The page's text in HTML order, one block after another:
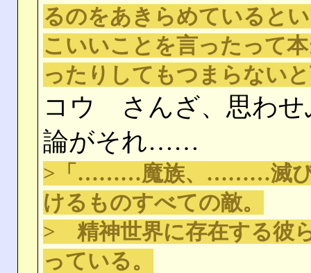
るのをあきらめている
こいいことを言ったって
ったりしてもつまらない
コウ さんざ、思わせ
論がそれ……
>「………魔族、………滅び
けるものすべての敵。
> 精神世界に存在する彼
っている。